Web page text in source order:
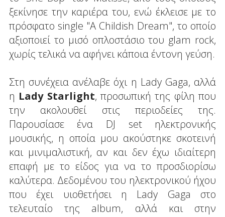
ξεκίνησε την καριέρα του, ενώ έκλεισε με το
πρόσφατο single "A Childish Dream", το οποίο
αξιοποιεί το μισό οπλοστάσιο του glam rock,
χωρίς τελικά να αφήνει κάποια έντονη γεύση.
Στη συνέχεια ανέλαβε όχι η Lady Gaga, αλλά
η Lady Starlight, προσωπική της φίλη που
την ακολουθεί στις περιοδείες της.
Παρουσίασε ένα DJ set ηλεκτρονικής
μουσικής, η οποία μου ακούστηκε σκοτεινή
και μινιμαλιστική, αν και δεν έχω ιδιαίτερη
επαφή με το είδος για να το προσδιορίσω
καλύτερα. Δεδομένου του ηλεκτρονικού ήχου
που έχει υιοθετήσει η Lady Gaga στο
τελευταίο της album, αλλά και στην